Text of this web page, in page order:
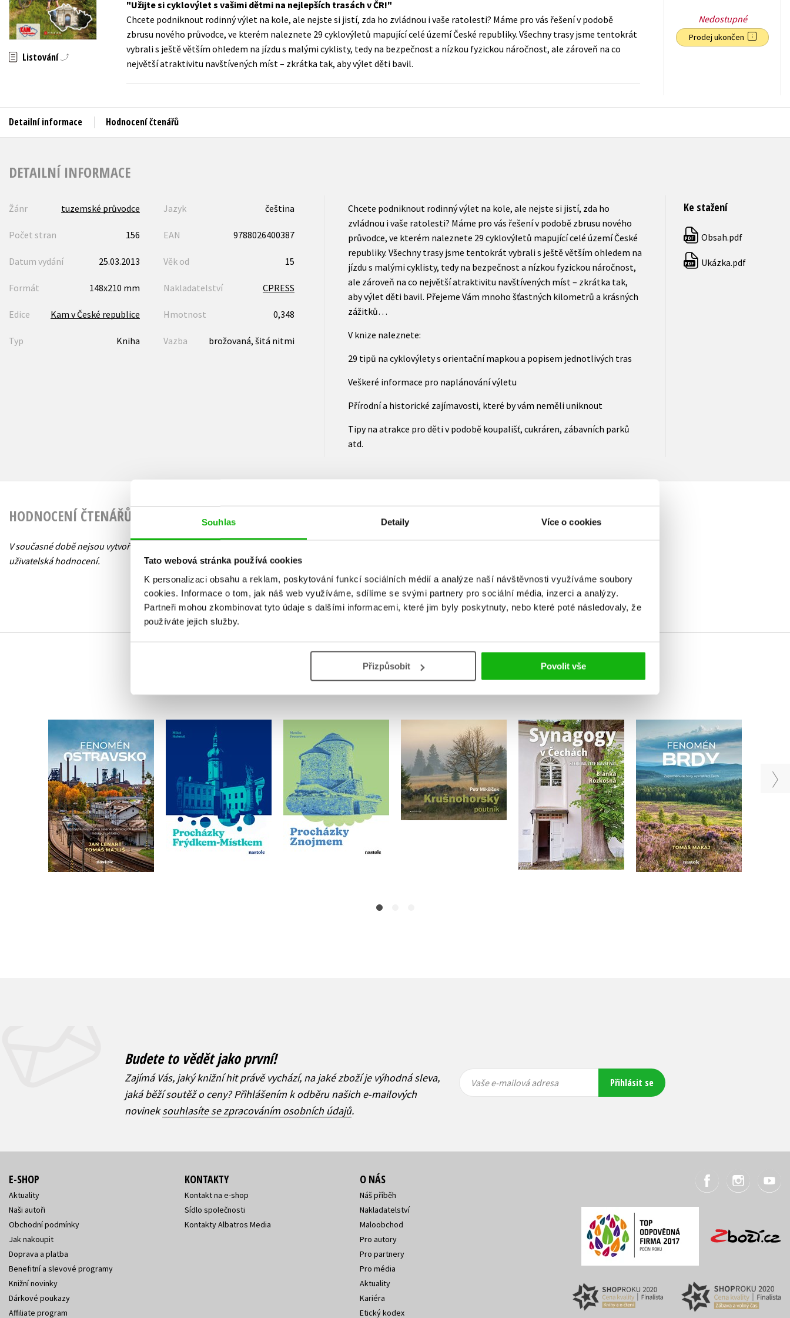
Souhlas Detaily Více o cookies
Tato webová stránka používá cookies
K personalizaci obsahu a reklam, poskytování funkcí sociálních médií a analýze naší návštěvnosti využíváme soubory
cookies. Informace o tom, jak náš web využíváme, sdílíme se svými partnery pro sociální média, inzerci a analýzy.
Partneři mohou zkombinovat tyto údaje s dalšími informacemi, které jim byly poskytnuty, nebo které poté následovaly, že
používáte jejich služby.
Přizpůsobit Povolit vše
Auto - moto
Beletrie pro děti
Jazyky
Kalendáře
Kariéra a osobní rozvoj
Populárně - naučná pro dospělé
Populárně - naučné pro děti
Předškoláci
Příroda a zahrada
Young adult (SK)
Zahraniční literatura
Listování
Užijte si cyklovýlet s vašimi dětmi na nejlepších trasách v ČR!
Chcete podniknout rodinný výlet na kole, ale nejste si jistí, zda ho zvládnou i vaše ratolesti? Máme pro vás řešení v podobě
zbrusu nového průvodce, ve kterém naleznete 29 cyklovýletů mapující celé území České republiky. Všechny trasy jsme tentokrát
vybrali s ještě větším ohledem na jízdu s malými cyklisty, tedy na bezpečnost a nízkou fyzickou náročnost, ale zároveň na co
největší atraktivitu navštívených míst – zkrátka tak, aby výlet děti bavil.
Nedostupné
Prodej ukončen
Detailní informace Hodnocení čtenářů
DETAILNÍ INFORMACE
Žánr tuzemské průvodce Jazyk čeština
Počet stran 156 EAN 9788026400387
Datum vydání 25.03.2013 Věk od 15
Formát 148x210 mm Nakladatelství CPRESS
Edice Kam v České republice Hmotnost 0,348
Typ Kniha Vazba brožovaná, šitá nitmi
Chcete podniknout rodinný výlet na kole, ale nejste si jistí, zda ho
zvládnou i vaše ratolesti? Máme pro vás řešení v podobě zbrusu nového
průvodce, ve kterém naleznete 29 cyklovýletů mapující celé území České
republiky. Všechny trasy jsme tentokrát vybrali s ještě větším ohledem na
jízdu s malými cyklisty, tedy na bezpečnost a nízkou fyzickou náročnost,
ale zároveň na co největší atraktivitu navštívených míst – zkrátka tak,
aby výlet děti bavil. Přejeme Vám mnoho šťastných kilometrů a krásných
zážitků…
V knize naleznete:
29 tipů na cyklovýlety s orientační mapkou a popisem jednotlivých tras
Veškeré informace pro naplánování výletu
Přírodní a historické zajímavosti, které by vám neměli uniknout
Tipy na atrakce pro děti v podobě koupališť, cukráren, zábavních parků
atd.
Ke stažení
PDF Obsah.pdf
PDF Ukázka.pdf
HODNOCENÍ ČTENÁŘŮ
V současné době nejsou vytvořena žádná
uživatelská hodnocení.
Přihlásit
MOHLO BY VÁS TAKÉ ZAJÍMAT
Fenomén Ostravsko
Jan Lenart
,
Tomáš Majliš
Do košíku
449 Kč
359 Kč
Procházky Frýdkem-
Místkem
Miloš Habrnál
Do košíku
Procházky Znojmem
Monika Frecerová
Do košíku
369 Kč
Krušnohorský poutník
Petr Mikšíček
Synagogy v Čechách
Blanka Rozkošná
Do košíku
499 Kč
399 Kč
Fenomén Brdy
Tomáš Makaj
Do košíku
399 Kč
319 Kč
Budete to vědět jako první!
Zajímá Vás, jaký knižní hit právě vychází, na jaké zboží je výhodná sleva,
jaká běží soutěž o ceny? Přihlášením k odběru našich e-mailových
novineksouhlasíte se zpracováním osobních údajů.
mailová
mailová
Vaše e-mailová adresa Přihlásit se
E-SHOP
Aktuality
Naši autoři
Obchodní podmínky
Jak nakoupit
Doprava a platba
Benefitní a slevové programy
Knižní novinky
Dárkové poukazy
Affiliate program
KONTAKTY
Kontakt na e-shop
Sídlo společnosti
Kontakty Albatros Media
O NÁS
Náš příběh
Nakladatelství
Maloobchod
Pro autory
Pro partnery
Pro média
Aktuality
Kariéra
Etický kodex